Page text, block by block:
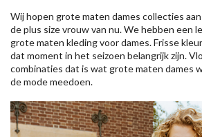
Wij hopen grote maten dames collecties
de plus size vrouw van nu. We hebben een
grote maten kleding voor dames. Frisse
dat moment in het seizoen belangrijk zijn.
combinaties dat is wat grote maten dames
de mode meedoen.